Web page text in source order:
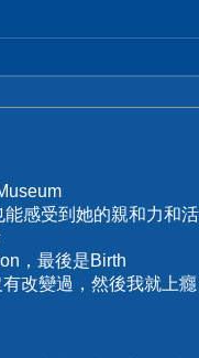
感受到她的親和力和
，最後是Birth
改變過，然後我就上